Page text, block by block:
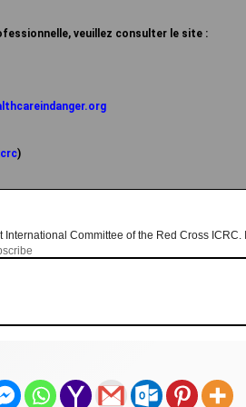
veuillez consulter le site :
)
Committee of the Red Cross ICRC.